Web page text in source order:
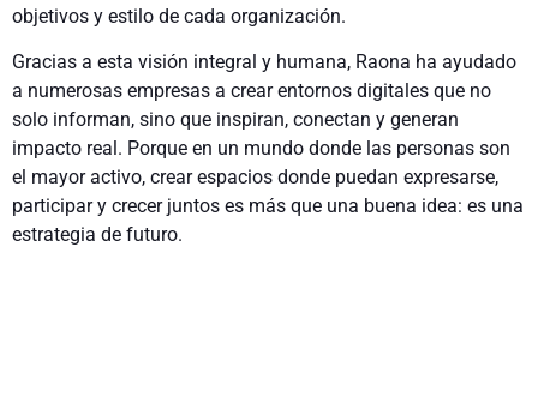
objetivos y estilo de cada organización.
Gracias a esta visión integral y humana, Raona ha ayudado
a numerosas empresas a crear entornos digitales que no
solo informan, sino que inspiran, conectan y generan
impacto real. Porque en un mundo donde las personas son
el mayor activo, crear espacios donde puedan expresarse,
participar y crecer juntos es más que una buena idea: es una
estrategia de futuro.